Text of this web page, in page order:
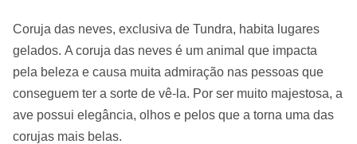
Coruja das neves, exclusiva de Tundra, habita lugares
gelados. A coruja das neves é um animal que impacta
pela beleza e causa muita admiração nas pessoas que
conseguem ter a sorte de vê-la. Por ser muito majestosa, a
ave possui elegância, olhos e pelos que a torna uma das
corujas mais belas.